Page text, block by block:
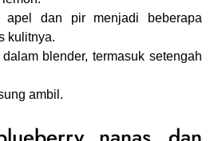
apel dan pir menjadi beberapa
kulitnya.
dalam blender, termasuk setengah
ambil.